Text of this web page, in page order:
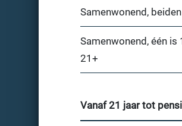
Samenwonend,
Samenwonend, één is
21+
Vanaf 21 jaar tot